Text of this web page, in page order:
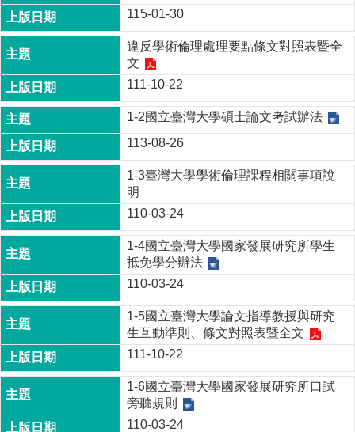
專
班
學
研
究
國
家
發
展
研
究
期
刊
口
試
區
所
學
會
115-01-30
違反學術倫理處理要點條文對照表暨全
文
111-10-22
1-2國立臺灣大學碩士論文考試辦法
113-08-26
1-3臺灣大學學術倫理課程相關事項說
明
110-03-24
1-4國立臺灣大學國家發展研究所學生
抵免學分辦法
110-03-24
1-5國立臺灣大學論文指導教授與研究
生互動準則、條文對照表暨全文
111-10-22
1-6國立臺灣大學國家發展研究所口試
旁聽規則
110-03-24